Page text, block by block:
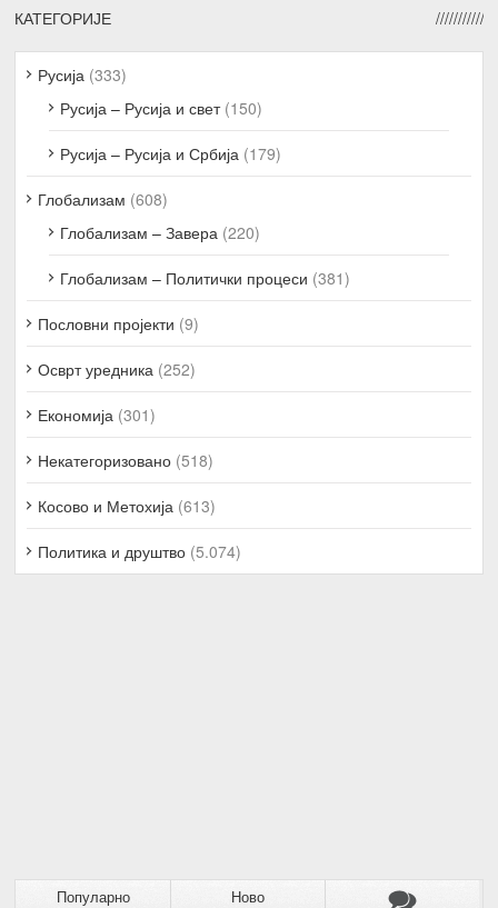
КАТЕГОРИЈЕ
Русија (333)
Русија – Русија и свет(150)
Русија – Русија и Србија (179)
Глобализам (608)
Глобализам – Завера (220)
Глобализам – Политички процеси (381)
Пословни пројекти (9)
Осврт уредника (252)
Економија (301)
Некатегоризовано (518)
Косово и Метохија (613)
Политика и друштво (5.074)
Популарно Ново